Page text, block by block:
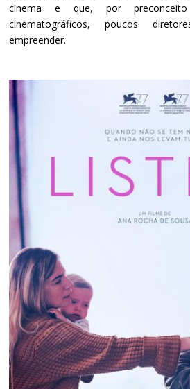
cinema e que, por
cinematográficos, poucos
empreender.